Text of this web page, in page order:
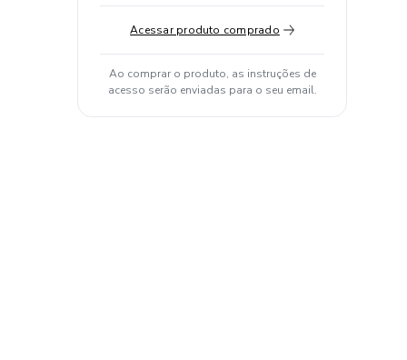
Acessar produto comprado
Ao comprar o produto, as instruções de
acesso serão enviadas para o seu email.